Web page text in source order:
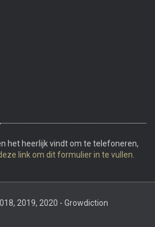
het heerlijk vindt om te telefoneren,
link om dit formulier in te vullen.
2019, 2020 - Growdiction